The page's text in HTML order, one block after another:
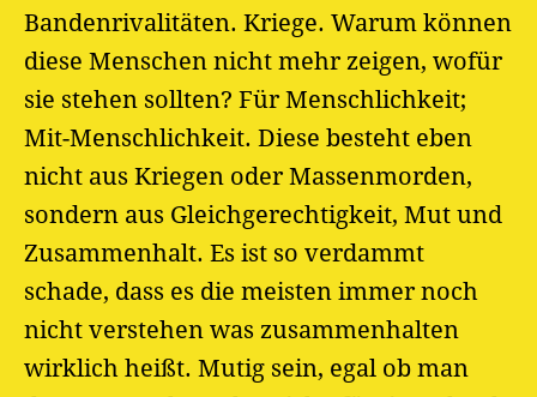
Bandenrivalitäten. Kriege. Warum können
diese Menschen nicht mehr zeigen, wofür
sie stehen sollten? Für Menschlichkeit;
Mit-Menschlichkeit. Diese besteht eben
nicht aus Kriegen oder Massenmorden,
sondern aus Gleichgerechtigkeit, Mut und
Zusammenhalt. Es ist so verdammt
schade, dass es die meisten immer noch
nicht verstehen was zusammenhalten
wirklich heißt. Mutig sein, egal ob man